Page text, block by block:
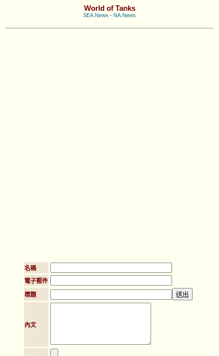
World of Tanks
SEA.News - NA.News
名稱
電子郵件
標題
內文